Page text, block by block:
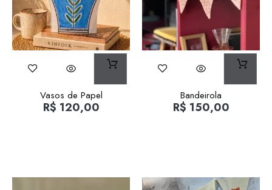
Vasos de Papel
R$ 120,00
Bandeirola
R$ 150,00